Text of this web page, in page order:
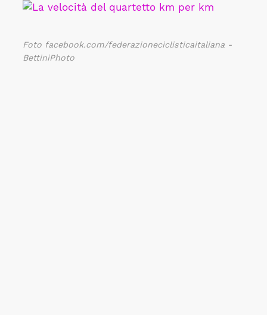
Foto facebook.com/federazioneciclisticaitaliana -
BettiniPhoto